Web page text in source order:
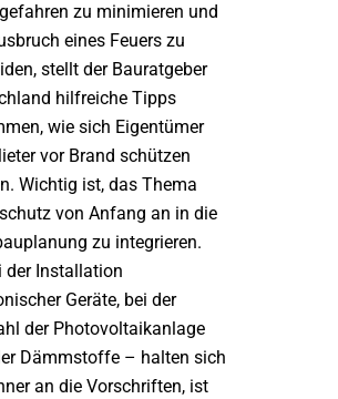
zu minimieren und
eines Feuers zu
stellt der Bauratgeber
hilfreiche Tipps
wie sich Eigentümer
vor Brand schützen
Wichtig ist, das Thema
von Anfang an in die
zu integrieren.
der Installation
Geräte, bei der
der Photovoltaikanlage
Dämmstoffe – halten sich
an die Vorschriften, ist